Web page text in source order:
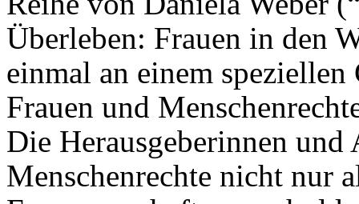
Überleben: Frauen in den
einmal an einem
Frauen und
Die Herausgeberinnen
Menschenrechte nicht nur